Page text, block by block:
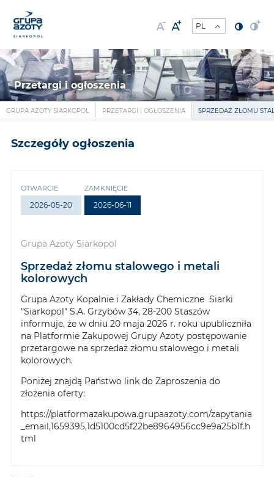
Przetargi i ogłoszenia
GRUPA AZOTY SIARKOPOL PRZETARGI I OGŁOSZENIA SPRZEDAŻ ZŁOMU
Szczegóły ogłoszenia
OTWARCIE
2026-05-20
ZAMKNIĘCIE
2026-06-11
Grupa Azoty Siarkopol
Sprzedaż złomu stalowego i metali
kolorowych
Grupa Azoty Kopalnie i Zakłady Chemiczne Siarki
"Siarkopol" S.A. Grzybów 34, 28-200 Staszów
informuje, że w dniu 20 maja 2026 r. roku upubliczniła
na Platformie Zakupowej Grupy Azoty postępowanie
przetargowe na sprzedaż złomu stalowego i metali
kolorowych.
Poniżej znajdą Państwo link do Zaproszenia do
złożenia oferty:
https://platformazakupowa.grupaazoty.com/zapytania
_email,1659395,1d5100cd5f22be8964956cc9e9a25b1f.h
tml